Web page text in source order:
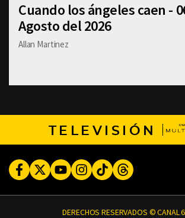
Cuando los ángeles caen -
Agosto del 2026
Allan Martinez
TELEVISIÓN
FacebookTwitterYoutubeInstagram
TikTokThreads
DERECHOS RESERVADOS © CANAL